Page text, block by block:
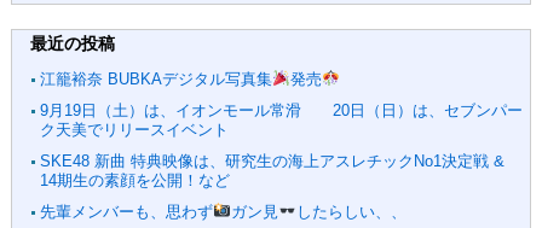
最近の投稿
江籠裕奈 BUBKAデジタル写真集
発売
9月19日（土）は、イオンモール常滑 20日（日）は、セブンパー
ク天美でリリースイベント
SKE48 新曲 特典映像は、研究生の海上アスレチックNo1決定戦 &
14期生の素顔を公開！など
先輩メンバーも、思わず
ガン見
したらしい、、